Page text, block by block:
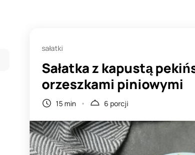
sałatki
Sałatka z kapustą
orzeszkami piniowymi
15 min 6 porcji